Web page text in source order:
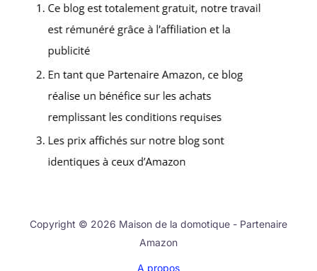
Copyright © 2026 Maison de la domotique - Partenaire
Amazon
A propos